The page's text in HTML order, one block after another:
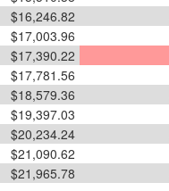
$16,246.82
$17,003.96
$17,390.22
$17,781.56
$18,579.36
$19,397.03
$20,234.24
$21,090.62
$21,965.78